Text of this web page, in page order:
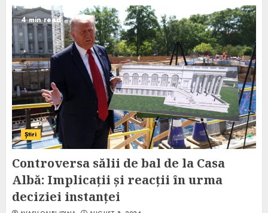
4 min read
Știri
Controversa sălii de bal de la Casa
Albă: Implicații și reacții în urma
deciziei instanței